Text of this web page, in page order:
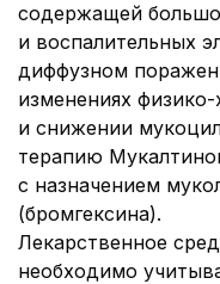
содержащей
и воспалительных
диффузном
изменениях
и снижении
терапию
с назначением
(бромгексина).
Лекарственное
необходимо